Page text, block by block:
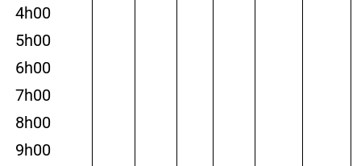
4h00
5h00
6h00
7h00
8h00
9h00